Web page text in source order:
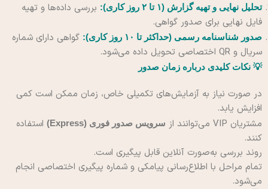
تحلیل نهایی و تهیه گزارش (۱ تا ۲ روز کاری):
بررسی داده‌ها و تهیه
فایل نهایی برای صدور گواهی.
صدور شناسنامه رسمی (حداکثر تا ۱۰ روز کاری):
گواهی دارای شماره
سریال و QR اختصاصی تحویل داده می‌شود.
💡 نکات کلیدی درباره زمان صدور
در صورت نیاز به آزمایش‌های تکمیلی خاص، زمان ممکن است کمی
افزایش یابد.
مشتریان VIP می‌توانند از
سرویس صدور فوری (Express)
استفاده
کنند.
روند بررسی به‌صورت آنلاین قابل پیگیری است.
تمام مراحل با اطلاع‌رسانی پیامکی و شماره پیگیری اختصاصی انجام
می‌شود.